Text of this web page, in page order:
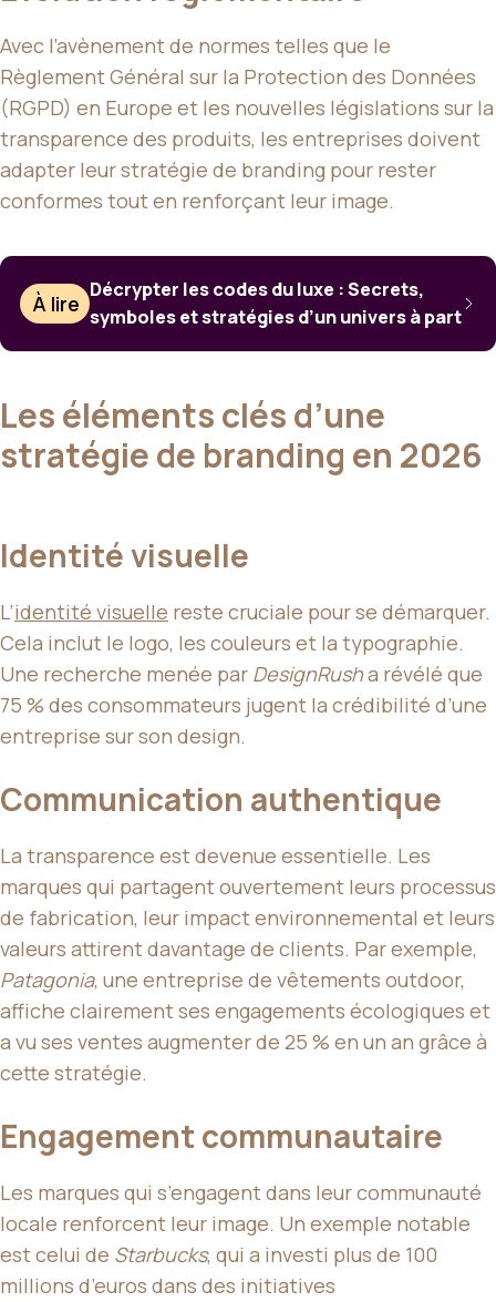
Avec l’avènement de normes telles que le
Règlement Général sur la Protection des Données
(RGPD) en Europe et les nouvelles législations sur la
transparence des produits, les entreprises doivent
adapter leur stratégie de branding pour rester
conformes tout en renforçant leur image.
À lire
Décrypter les codes du luxe : Secrets,
symboles et stratégies d’un univers à part
Les éléments clés d’une
stratégie de branding en 2026
Identité visuelle
L’identité visuelle reste cruciale pour se démarquer.
Cela inclut le logo, les couleurs et la typographie.
Une recherche menée par DesignRusha révélé que
75 % des consommateurs jugent la crédibilité d’une
entreprise sur son design.
Communication authentique
La transparence est devenue essentielle. Les
marques qui partagent ouvertement leurs processus
de fabrication, leur impact environnemental et leurs
valeurs attirent davantage de clients. Par exemple,
Patagonia, une entreprise de vêtements outdoor,
affiche clairement ses engagements écologiques et
a vu ses ventes augmenter de 25 % en un an grâce à
cette stratégie.
Engagement communautaire
Les marques qui s’engagent dans leur communauté
locale renforcent leur image. Un exemple notable
est celui de Starbucks, qui a investi plus de 100
millions d’euros dans des initiatives